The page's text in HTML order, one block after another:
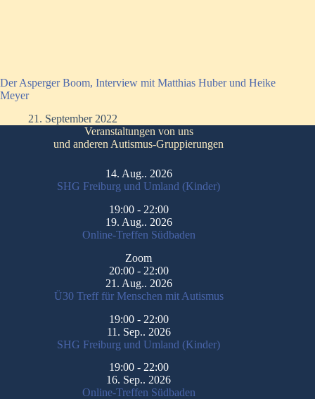
Der Asperger Boom, Interview mit Matthias Huber und Heike
Meyer
21. September 2022
Veranstaltungen von uns
und anderen Autismus-Gruppierungen
14. Aug.. 2026
SHG Freiburg und Umland (Kinder)
19:00- 22:00
19. Aug.. 2026
Online-Treffen Südbaden
Zoom
20:00- 22:00
21. Aug.. 2026
Ü30 Treff für Menschen mit Autismus
19:00- 22:00
11. Sep.. 2026
SHG Freiburg und Umland (Kinder)
19:00- 22:00
16. Sep.. 2026
Online-Treffen Südbaden